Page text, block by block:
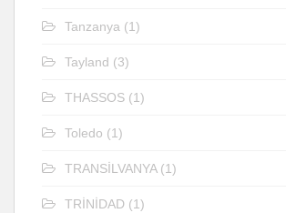
Tanzanya (1)
Tayland (3)
THASSOS (1)
Toledo (1)
TRANSİLVANYA(1)
TRİNİDAD (1)